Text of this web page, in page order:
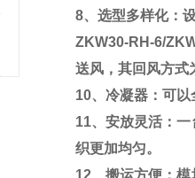
8、选型多样化：
ZKW30-RH-6/
送风，其回风方式
10、冷凝器：可以
11、安放灵活：
织更加均匀。
12、搬运方便：